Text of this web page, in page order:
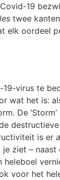
19
twee
elk oordeel
virus te
wat het is:
De
is er
ziet – naast
heleboel
voor het